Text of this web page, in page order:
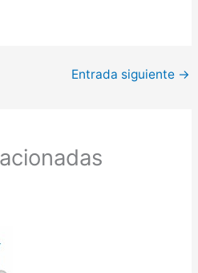
Entrada siguiente →